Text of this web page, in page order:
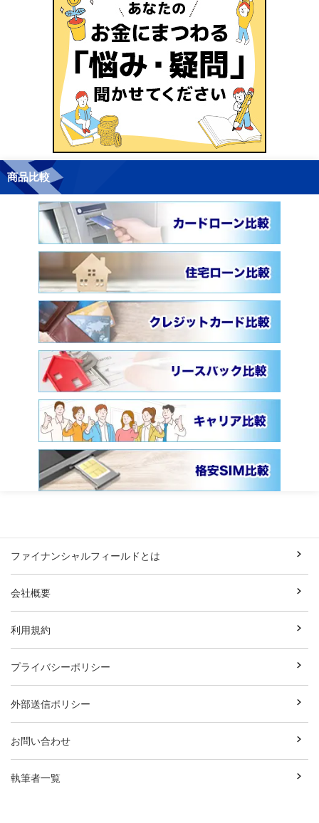
商品比較
ファイナンシャルフィールドとは
会社概要
利用規約
プライバシーポリシー
外部送信ポリシー
お問い合わせ
執筆者一覧